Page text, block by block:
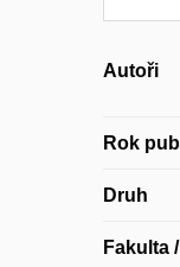
Autoři
Rok
Druh
Fakulta